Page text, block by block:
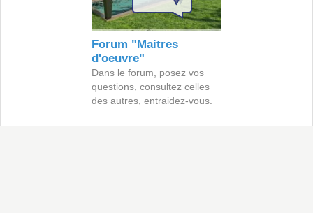
Forum "Maitres
d'oeuvre"
Dans le forum, posez vos
questions, consultez celles
des autres, entraidez-vous.